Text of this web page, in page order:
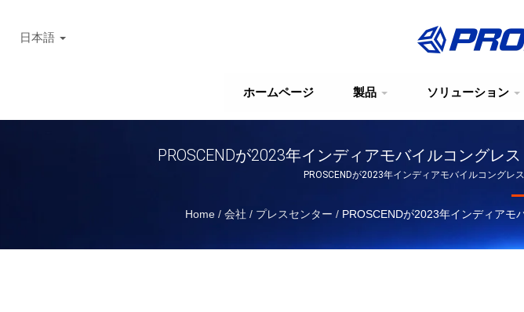
ホームページ 製品 ソリューション
日本語
PROSCENDが2023年インディアモバイルコングレ
PROSCENDが2023年インディアモバイルコング
Home / 会社 / プレスセンター / PROSCENDが2023年インディアモ